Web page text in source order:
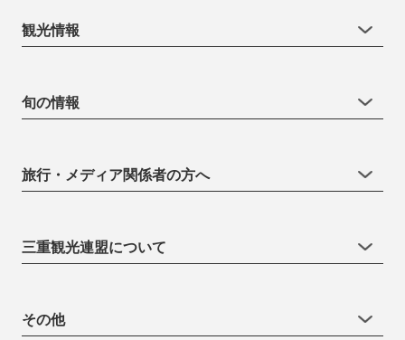
観光情報
旬の情報
旅行・メディア関係者の方へ
三重観光連盟について
その他